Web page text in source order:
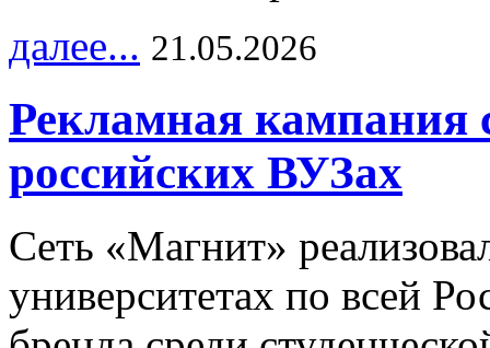
далее... 21.05.2026
Рекламная кампания
российских ВУЗах
Сеть «Магнит»
университетах по всей